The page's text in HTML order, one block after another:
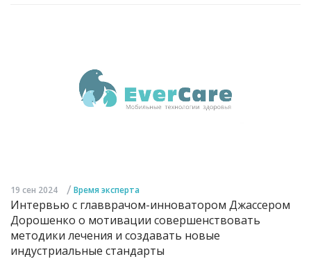
19 сен 2024 / Время эксперта
Интервью с главврачом-инноватором Джассером
Дорошенко о мотивации совершенствовать
методики лечения и создавать новые
индустриальные стандарты